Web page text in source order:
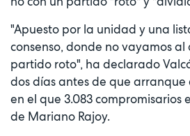
"Apuesto por la unidad y una
consenso, donde no vayamos al
partido roto", ha declarado
dos días antes de que arranque
en el que 3.083 compromisarios
de Mariano Rajoy.